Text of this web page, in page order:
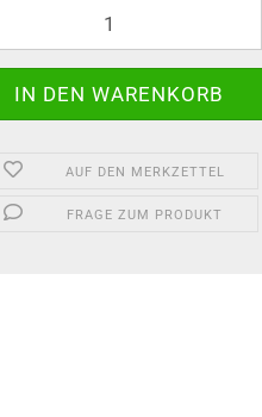
AUF DEN MERKZETTEL
FRAGE ZUM PRODUKT